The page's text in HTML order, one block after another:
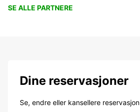
SE ALLE PARTNERE
Dine reservasjoner
Se, endre eller kansellere reservasjon